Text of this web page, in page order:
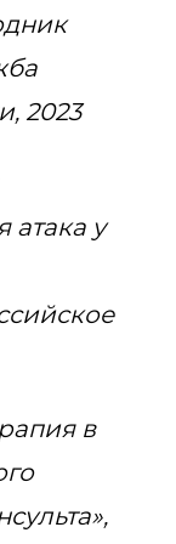
2023
атака у
в